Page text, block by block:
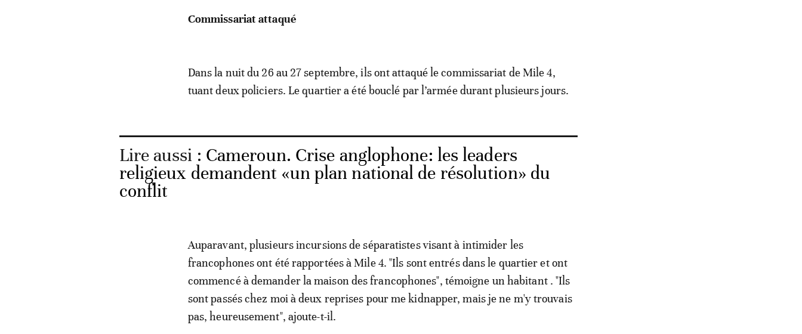
Commissariat attaqué
Dans la nuit du 26 au 27 septembre, ils ont attaqué le commissariat de Mile 4,
tuant deux policiers. Le quartier a été bouclé par l’armée durant plusieurs jours.
Lire aussi : Cameroun. Crise anglophone: les leaders
religieux demandent «un plan national de résolution» du
conflit
Auparavant, plusieurs incursions de séparatistes visant à intimider les
francophones ont été rapportées à Mile 4. "Ils sont entrés dans le quartier et ont
commencé à demander la maison des francophones", témoigne un habitant . "Ils
sont passés chez moi à deux reprises pour me kidnapper, mais je ne m'y trouvais
pas, heureusement", ajoute-t-il.